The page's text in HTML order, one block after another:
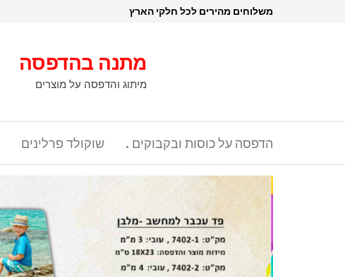
משלוחים מהירים לכל חלקי הארץ
מתנה בהדפסה
מיתוג והדפסה על מוצרים
שוקולד פרלינים הדפסה על כוסות ובקבוקים .